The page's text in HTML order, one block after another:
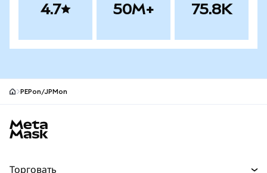
4.7 50M+ 75.8K
PEPon/JPMon
Торговать